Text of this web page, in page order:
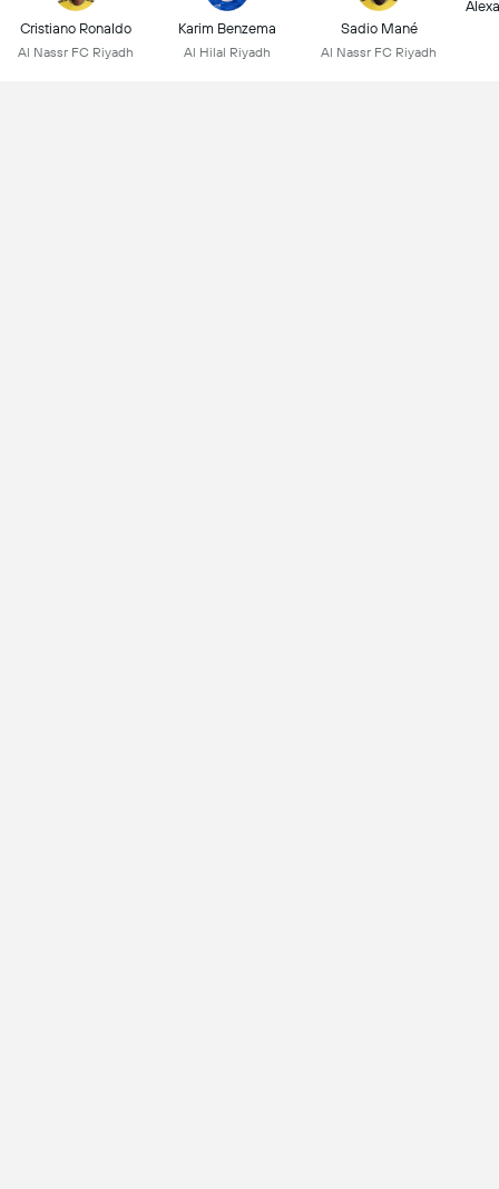
Cristiano Ronaldo
Al Nassr FC Riyadh
Karim Benzema
Al Hilal Riyadh
Sadio Mané
Al Nassr FC Riyadh